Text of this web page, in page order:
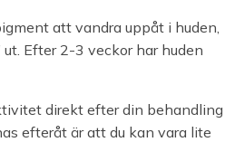
att vandra uppåt i huden,
ut. Efter 2-3 veckor har huden
direkt efter din behandling
efteråt är att du kan vara lite